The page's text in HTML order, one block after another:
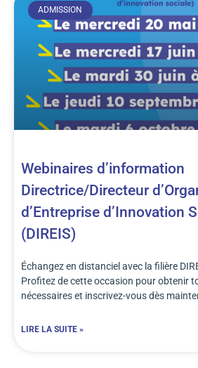
ADMISSION
Webinaires d’information
Directrice/Directeur
d’Entreprise d’Innovation
(DIREIS)
Échangez en distanciel avec la filière
Profitez de cette occasion pour obtenir
nécessaires et inscrivez-vous dès
LIRE LA SUITE »